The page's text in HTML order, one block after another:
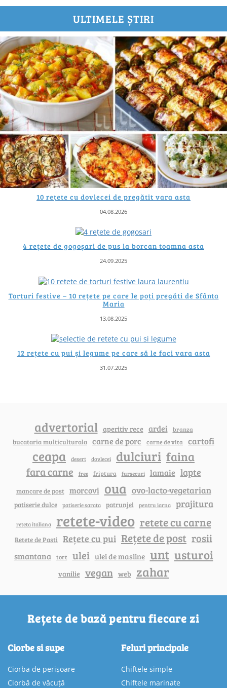
ULTIMELE ȘTIRI
10 rețete cu dovlecei de pregătit vara asta
04.08.2026
4 rețete de gogoșari de pus la borcan toamna asta
24.09.2025
Torturi festive – 10 rețete pe care le poți pregăti de Sfânta
Maria
13.08.2025
12 rețete cu pui și legume pe care să le faci vara asta
31.07.2025
advertorial aperitiv rece ardei branza
bucataria multiculturala carne de porc carne de vita cartofi
ceapa desert dovlecei dulciuri faina
fara carne free friptura fursecuri lamaie lapte
mancare de post morcovi oua ovo-lacto-vegetarian
patiserie dulce patiserie sarata patrunjel pentru iarna prajitura
reteta italiana retete-video retete cu carne
Retete de Pasti Rețete cu pui Rețete de post rosii
smantana tort ulei ulei de masline unt usturoi
vanilie vegan web zahar
Rețete de bază pentru fiecare zi
Ciorbe si supe
Ciorba de perișoare
Ciorbă de văcuță
Feluri principale
Chiftele simple
Chiftele marinate